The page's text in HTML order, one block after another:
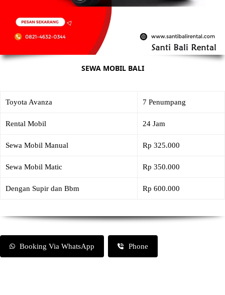
SEWA MOBIL BALI
Toyota Avanza 7 Penumpang
Rental Mobil 24 Jam
Sewa Mobil Manual Rp 325.000
Sewa Mobil Matic Rp 350.000
Dengan Supir dan Bbm Rp 600.000
Booking Via WhatsApp Phone